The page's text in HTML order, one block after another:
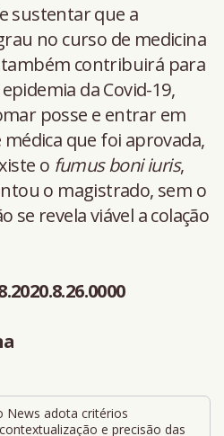
sustentar que a
no curso de medicina
contribuirá para
da Covid-19,
posse e entrar em
que foi aprovada,
o fumus boni iuris,
o magistrado, sem o
se revela viável a colação
News adota critérios
e precisão das